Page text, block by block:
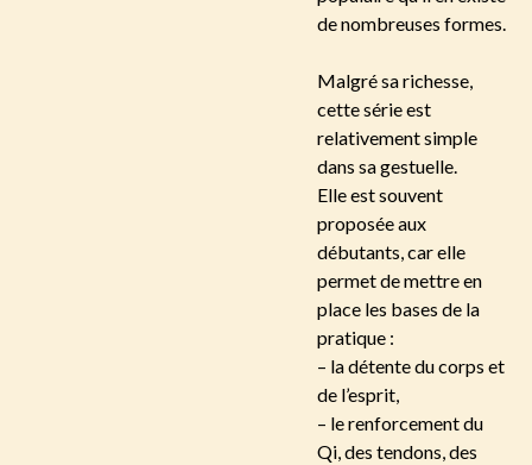
de nombreuses formes.
Malgré sa richesse,
cette série est
relativement simple
dans sa gestuelle.
Elle est souvent
proposée aux
débutants, car elle
permet de mettre en
place les bases de la
pratique :
– la détente du corps et
de l’esprit,
– le renforcement du
Qi, des tendons, des